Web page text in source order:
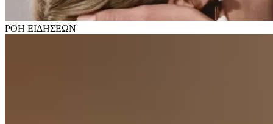
ΡΟΗ ΕΙΔΗΣΕΩΝ